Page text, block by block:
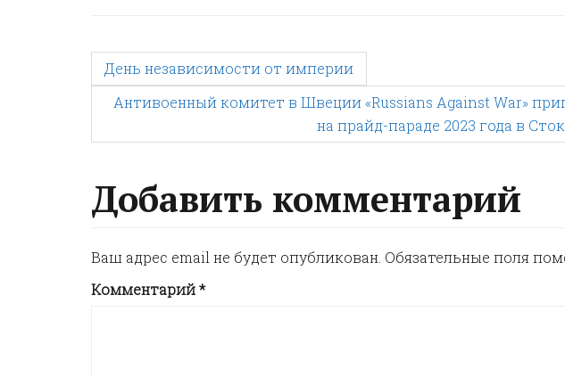
P
o
s
t
n
День независимости от империи
Антивоенный комитет в Швеции «Russians Against War»
на прайд-параде 2023 года в
Добавить комментарий
Ваш адрес email не будет опубликован. Обязательные поля
Комментарий*